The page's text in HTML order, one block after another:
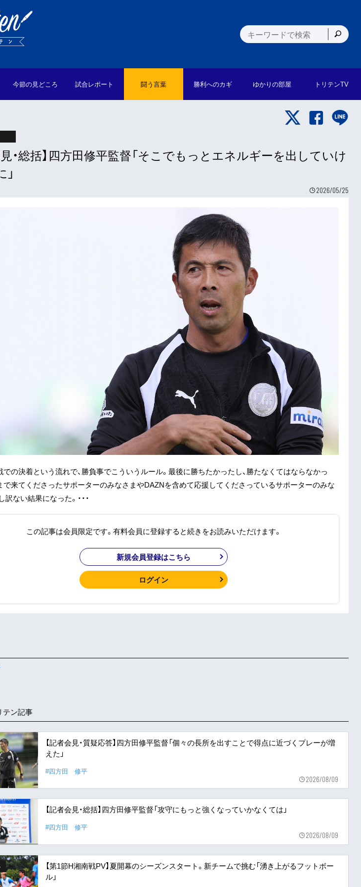
今節の見どころ 試合レポート 闘う言葉 勝利へのカギ ゆかりの部屋 トリテンTV
見・総括】四方田修平監督「そこでもっとエネルギーを出していけ
2026/05/25
での決着という流れで、勝負事でこういうルール。最後に勝ちたかったし、勝たなくてはならなかっ
で来てくださったサポーターのみなさまやDAZNを含めて応援してくださっているサポーターのみな
ない結果になった。・・・
この記事は会員限定です。有料会員に登録すると続きをお読みいただけます。
新規会員登録はこちら
ログイン
テン記事
【記者会見・質疑応答】四方田修平監督「個々の長所を出すことで得点に近づくプレーが増
えた」
#四方田 修平
2026/08/09
【記者会見・総括】四方田修平監督「攻守にもっと強くなっていかなくては」
#四方田 修平
2026/08/09
【第1節H湘南戦PV】夏開幕のシーズンスタート。新チームで挑む「湧き上がるフットボー
ル」